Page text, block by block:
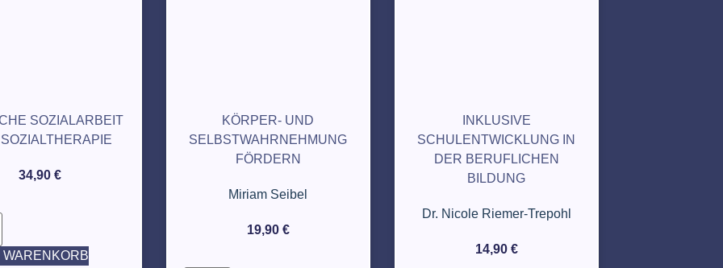
SOZIALARBEIT
34,90 €
WARENKORB
KÖRPER- UND
SELBSTWAHRNEHMUNG
FÖRDERN
Miriam Seibel
19,90 €
INKLUSIVE
SCHULENTWICKLUNG IN
DER BERUFLICHEN
BILDUNG
Dr. Nicole Riemer-Trepohl
14,90 €